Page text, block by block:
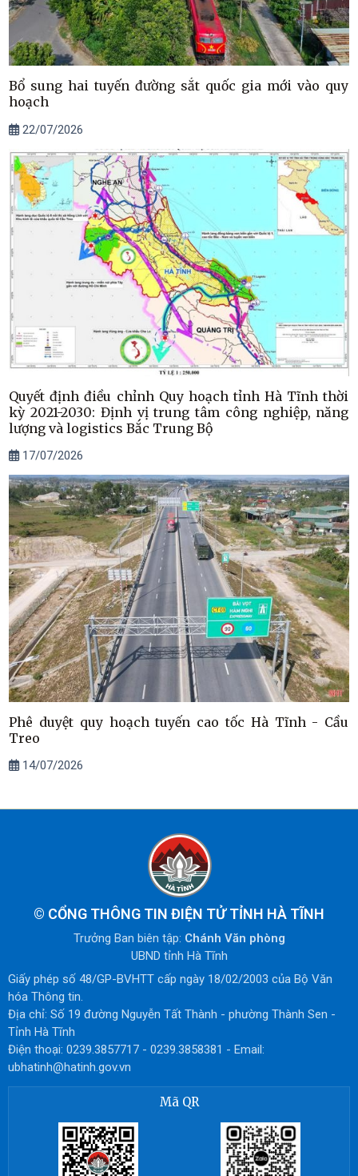
Bổ sung hai tuyến đường sắt quốc gia mới vào quy
hoạch
22/07/2026
Quyết định điều chỉnh Quy hoạch tỉnh Hà Tĩnh thời
kỳ 2021-2030: Định vị trung tâm công nghiệp, năng
lượng và logistics Bắc Trung Bộ
17/07/2026
Phê duyệt quy hoạch tuyến cao tốc Hà Tĩnh - Cầu
Treo
14/07/2026
© CỔNG THÔNG TIN ĐIỆN TỬ TỈNH HÀ TĨNH
Trưởng Ban biên tập: Chánh Văn phòng
UBND tỉnh Hà Tĩnh
Giấy phép số 48/GP-BVHTT cấp ngày 18/02/2003 của Bộ Văn
hóa Thông tin.
Địa chỉ: Số 19 đường Nguyễn Tất Thành - phường Thành Sen -
Tỉnh Hà Tĩnh
Điện thoại: 0239.3857717 - 0239.3858381 - Email:
ubhatinh@hatinh.gov.vn
Mã QR